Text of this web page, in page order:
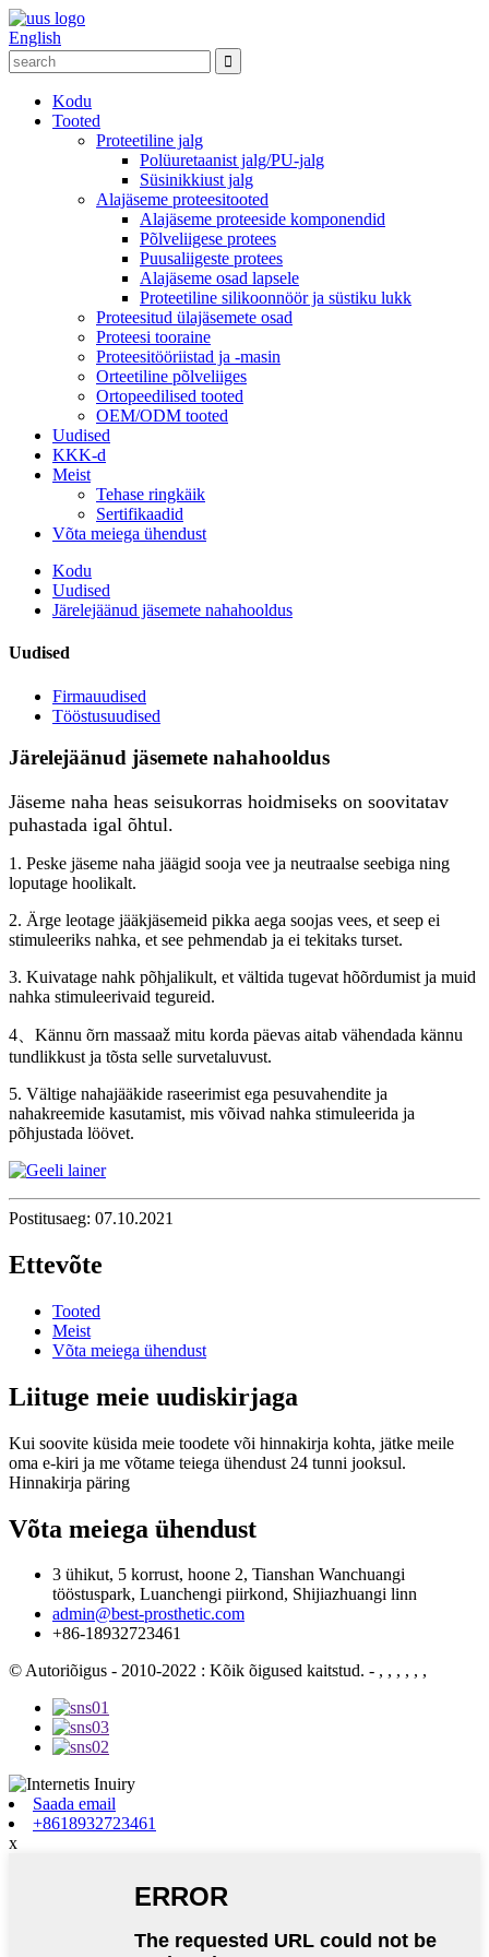
English
Kodu
Tooted
Proteetiline jalg
Polüuretaanist jalg/PU-jalg
Süsinikkiust jalg
Alajäseme proteesitooted
Alajäseme proteeside komponendid
Põlveliigese protees
Puusaliigeste protees
Alajäseme osad lapsele
Proteetiline silikoonnöör ja süstiku lukk
Proteesitud ülajäsemete osad
Proteesi tooraine
Proteesitööriistad ja -masin
Orteetiline põlveliiges
Ortopeedilised tooted
OEM/ODM tooted
Uudised
KKK-d
Meist
Tehase ringkäik
Sertifikaadid
Võta meiega ühendust
Kodu
Uudised
Järelejäänud jäsemete nahahooldus
Uudised
Firmauudised
Tööstusuudised
Järelejäänud jäsemete nahahooldus
Jäseme naha heas seisukorras hoidmiseks on soovitatav
puhastada igal õhtul.
1. Peske jäseme naha jäägid sooja vee ja neutraalse seebiga ning
loputage hoolikalt.
2. Ärge leotage jääkjäsemeid pikka aega soojas vees, et seep ei
stimuleeriks nahka, et see pehmendab ja ei tekitaks turset.
3. Kuivatage nahk põhjalikult, et vältida tugevat hõõrdumist ja muid
nahka stimuleerivaid tegureid.
4、Kännu õrn massaaž mitu korda päevas aitab vähendada kännu
tundlikkust ja tõsta selle survetaluvust.
5. Vältige nahajääkide raseerimist ega pesuvahendite ja
nahakreemide kasutamist, mis võivad nahka stimuleerida ja
põhjustada löövet.
Postitusaeg: 07.10.2021
Ettevõte
Tooted
Meist
Võta meiega ühendust
Liituge meie uudiskirjaga
Kui soovite küsida meie toodete või hinnakirja kohta, jätke meile
oma e-kiri ja me võtame teiega ühendust 24 tunni jooksul.
Hinnakirja päring
Võta meiega ühendust
3 ühikut, 5 korrust, hoone 2, Tianshan Wanchuangi
tööstuspark, Luanchengi piirkond, Shijiazhuangi linn
admin@best-prosthetic.com
+86-18932723461
© Autoriõigus - 2010-2022 : Kõik õigused kaitstud. - , , , , , ,
Saada email
+8618932723461
x